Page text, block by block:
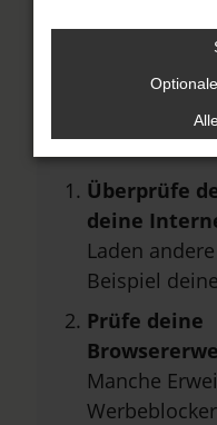
Fehler:
Beim Laden ist
Hier sind ein
können:
Überprüfe
deine
Laden
Beispiel
Prüfe deine
Manche